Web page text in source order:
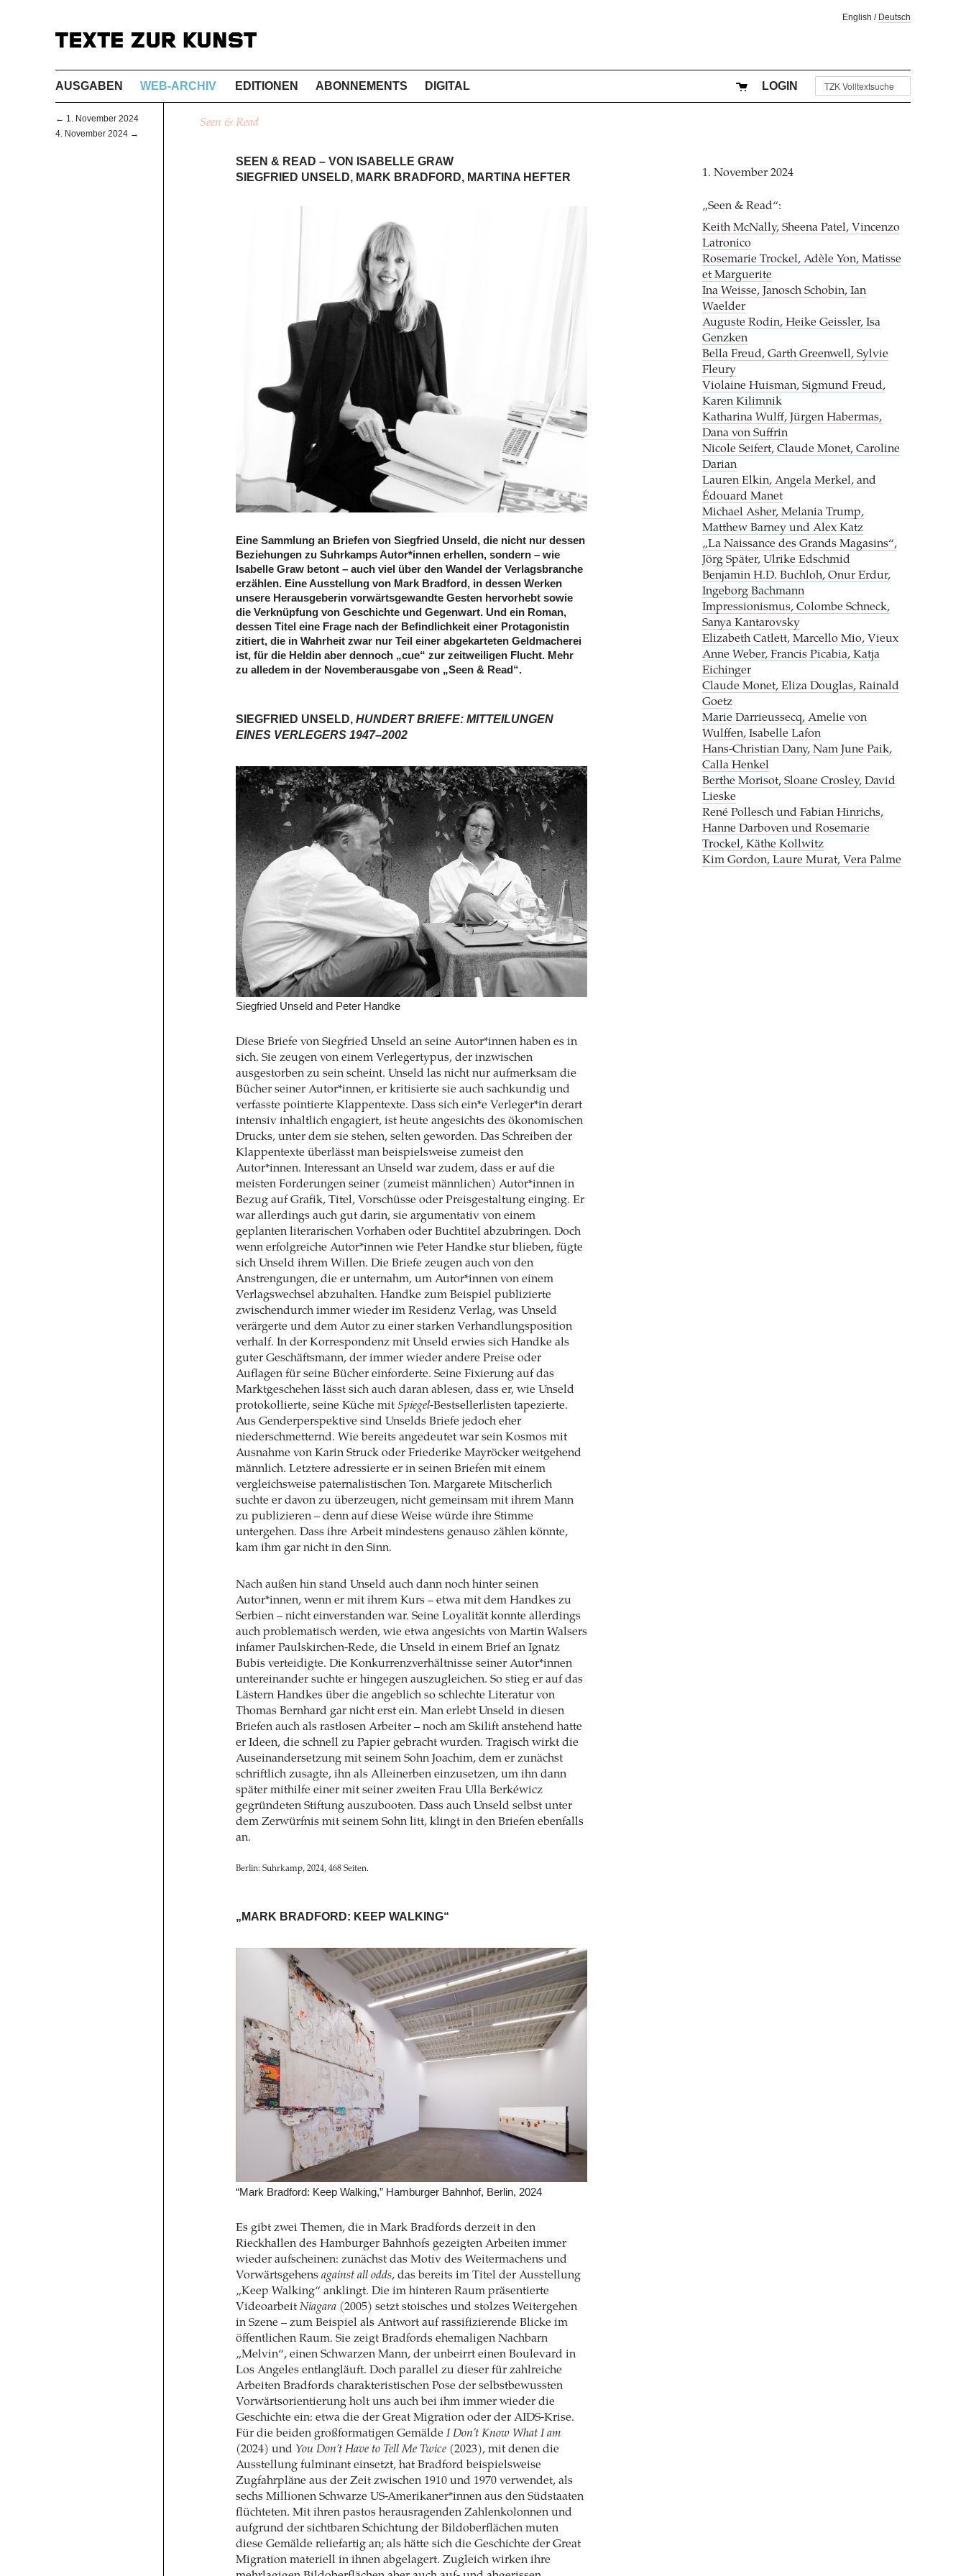
English / Deutsch
AUSGABEN WEB-ARCHIV EDITIONEN ABONNEMENTS DIGITAL LOGIN
← 1. November 2024
4. November 2024 →
Seen & Read
SEEN & READ – VON ISABELLE GRAW
SIEGFRIED UNSELD, MARK BRADFORD, MARTINA HEFTER
Eine Sammlung an Briefen von Siegfried Unseld, die nicht nur dessen
Beziehungen zu Suhrkamps Autor*innen erhellen, sondern – wie
Isabelle Graw betont – auch viel über den Wandel der Verlagsbranche
erzählen. Eine Ausstellung von Mark Bradford, in dessen Werken
unsere Herausgeberin vorwärtsgewandte Gesten hervorhebt sowie
die Verknüpfung von Geschichte und Gegenwart. Und ein Roman,
dessen Titel eine Frage nach der Befindlichkeit einer Protagonistin
zitiert, die in Wahrheit zwar nur Teil einer abgekarteten Geldmacherei
ist, für die Heldin aber dennoch „cue“ zur zeitweiligen Flucht. Mehr
zu alledem in der Novemberausgabe von „Seen & Read“.
SIEGFRIED UNSELD, HUNDERT BRIEFE: MITTEILUNGEN
EINES VERLEGERS 1947–2002
Siegfried Unseld and Peter Handke
Diese Briefe von Siegfried Unseld an seine Autor*innen haben es in
sich. Sie zeugen von einem Verlegertypus, der inzwischen
ausgestorben zu sein scheint. Unseld las nicht nur aufmerksam die
Bücher seiner Autor*innen, er kritisierte sie auch sachkundig und
verfasste pointierte Klappentexte. Dass sich ein*e Verleger*in derart
intensiv inhaltlich engagiert, ist heute angesichts des ökonomischen
Drucks, unter dem sie stehen, selten geworden. Das Schreiben der
Klappentexte überlässt man beispielsweise zumeist den
Autor*innen. Interessant an Unseld war zudem, dass er auf die
meisten Forderungen seiner (zumeist männlichen) Autor*innen in
Bezug auf Grafik, Titel, Vorschüsse oder Preisgestaltung einging. Er
war allerdings auch gut darin, sie argumentativ von einem
geplanten literarischen Vorhaben oder Buchtitel abzubringen. Doch
wenn erfolgreiche Autor*innen wie Peter Handke stur blieben, fügte
sich Unseld ihrem Willen. Die Briefe zeugen auch von den
Anstrengungen, die er unternahm, um Autor*innen von einem
Verlagswechsel abzuhalten. Handke zum Beispiel publizierte
zwischendurch immer wieder im Residenz Verlag, was Unseld
verärgerte und dem Autor zu einer starken Verhandlungsposition
verhalf. In der Korrespondenz mit Unseld erwies sich Handke als
guter Geschäftsmann, der immer wieder andere Preise oder
Auflagen für seine Bücher einforderte. Seine Fixierung auf das
Marktgeschehen lässt sich auch daran ablesen, dass er, wie Unseld
protokollierte, seine Küche mit Spiegel-Bestsellerlisten tapezierte.
Aus Genderperspektive sind Unselds Briefe jedoch eher
niederschmetternd. Wie bereits angedeutet war sein Kosmos mit
Ausnahme von Karin Struck oder Friederike Mayröcker weitgehend
männlich. Letztere adressierte er in seinen Briefen mit einem
vergleichsweise paternalistischen Ton. Margarete Mitscherlich
suchte er davon zu überzeugen, nicht gemeinsam mit ihrem Mann
zu publizieren – denn auf diese Weise würde ihre Stimme
untergehen. Dass ihre Arbeit mindestens genauso zählen könnte,
kam ihm gar nicht in den Sinn.
Nach außen hin stand Unseld auch dann noch hinter seinen
Autor*innen, wenn er mit ihrem Kurs – etwa mit dem Handkes zu
Serbien – nicht einverstanden war. Seine Loyalität konnte allerdings
auch problematisch werden, wie etwa angesichts von Martin Walsers
infamer Paulskirchen-Rede, die Unseld in einem Brief an Ignatz
Bubis verteidigte. Die Konkurrenzverhältnisse seiner Autor*innen
untereinander suchte er hingegen auszugleichen. So stieg er auf das
Lästern Handkes über die angeblich so schlechte Literatur von
Thomas Bernhard gar nicht erst ein. Man erlebt Unseld in diesen
Briefen auch als rastlosen Arbeiter – noch am Skilift anstehend hatte
er Ideen, die schnell zu Papier gebracht wurden. Tragisch wirkt die
Auseinandersetzung mit seinem Sohn Joachim, dem er zunächst
schriftlich zusagte, ihn als Alleinerben einzusetzen, um ihn dann
später mithilfe einer mit seiner zweiten Frau Ulla Berkéwicz
gegründeten Stiftung auszubooten. Dass auch Unseld selbst unter
dem Zerwürfnis mit seinem Sohn litt, klingt in den Briefen ebenfalls
an.
Berlin: Suhrkamp, 2024, 468 Seiten.
„MARK BRADFORD: KEEP WALKING“
“Mark Bradford: Keep Walking,” Hamburger Bahnhof, Berlin, 2024
Es gibt zwei Themen, die in Mark Bradfords derzeit in den
Rieckhallen des Hamburger Bahnhofs gezeigten Arbeiten immer
wieder aufscheinen: zunächst das Motiv des Weitermachens und
Vorwärtsgehens against all odds, das bereits im Titel der Ausstellung
„Keep Walking“ anklingt. Die im hinteren Raum präsentierte
Videoarbeit Niagara(2005) setzt stoisches und stolzes Weitergehen
in Szene – zum Beispiel als Antwort auf rassifizierende Blicke im
öffentlichen Raum. Sie zeigt Bradfords ehemaligen Nachbarn
„Melvin“, einen Schwarzen Mann, der unbeirrt einen Boulevard in
Los Angeles entlangläuft. Doch parallel zu dieser für zahlreiche
Arbeiten Bradfords charakteristischen Pose der selbstbewussten
Vorwärtsorientierung holt uns auch bei ihm immer wieder die
Geschichte ein: etwa die der Great Migration oder der AIDS-Krise.
Für die beiden großformatigen Gemälde I Don’t Know What I am
(2024) und You Don’t Have to Tell Me Twice(2023), mit denen die
Ausstellung fulminant einsetzt, hat Bradford beispielsweise
Zugfahrpläne aus der Zeit zwischen 1910 und 1970 verwendet, als
sechs Millionen Schwarze US-Amerikaner*innen aus den Südstaaten
flüchteten. Mit ihren pastos herausragenden Zahlenkolonnen und
aufgrund der sichtbaren Schichtung der Bildoberflächen muten
diese Gemälde reliefartig an; als hätte sich die Geschichte der Great
Migration materiell in ihnen abgelagert. Zugleich wirken ihre
1. November 2024
„Seen & Read“:
Keith McNally, Sheena Patel, Vincenzo
Latronico
Rosemarie Trockel, Adèle Yon, Matisse
et Marguerite
Ina Weisse, Janosch Schobin, Ian
Waelder
Auguste Rodin, Heike Geissler, Isa
Genzken
Bella Freud, Garth Greenwell, Sylvie
Fleury
Violaine Huisman, Sigmund Freud,
Karen Kilimnik
Katharina Wulff, Jürgen Habermas,
Dana von Suffrin
Nicole Seifert, Claude Monet, Caroline
Darian
Lauren Elkin, Angela Merkel, and
Édouard Manet
Michael Asher, Melania Trump,
Matthew Barney und Alex Katz
„La Naissance des Grands Magasins“,
Jörg Später, Ulrike Edschmid
Benjamin H.D. Buchloh, Onur Erdur,
Ingeborg Bachmann
Impressionismus, Colombe Schneck,
Sanya Kantarovsky
Elizabeth Catlett, Marcello Mio, Vieux
Anne Weber, Francis Picabia, Katja
Eichinger
Claude Monet, Eliza Douglas, Rainald
Goetz
Marie Darrieussecq, Amelie von
Wulffen, Isabelle Lafon
Hans-Christian Dany, Nam June Paik,
Calla Henkel
Berthe Morisot, Sloane Crosley, David
Lieske
René Pollesch und Fabian Hinrichs,
Hanne Darboven und Rosemarie
Trockel, Käthe Kollwitz
Kim Gordon, Laure Murat, Vera Palme